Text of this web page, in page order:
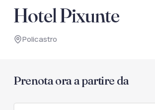
e le tue pratiche, gestire i pagamenti e
documenti di viaggio.
Hotel Pixunte
Policastro
Prenota ora a partire da